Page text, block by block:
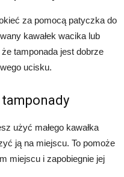
za pomocą patyczka do
kawałek wacika lub
tamponada jest dobrze
ucisku.
użyć małego kawałka
ją na miejscu. To pomoże
miejscu i zapobiegnie jej